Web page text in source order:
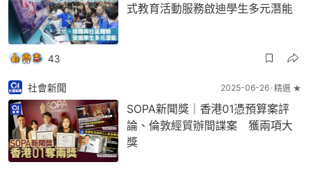
式教育活動服務啟迪學生多元潛能
43
社會新聞 2025-06-26 精選 ★
SOPA新聞獎｜香港01憑預算案評
論、倫敦經貿辦間諜案 獲兩項大
獎